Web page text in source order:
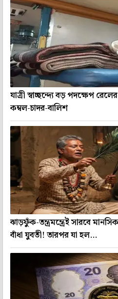
যাত্রী স্বাচ্ছন্দ্যে বড় পদক্ষেপ
কম্বল-চাদর-বালিশ
ঝাড়ফুঁক-তন্ত্রমন্ত্রেই সারবে
বাঁধা যুবতী! তারপর যা হল...